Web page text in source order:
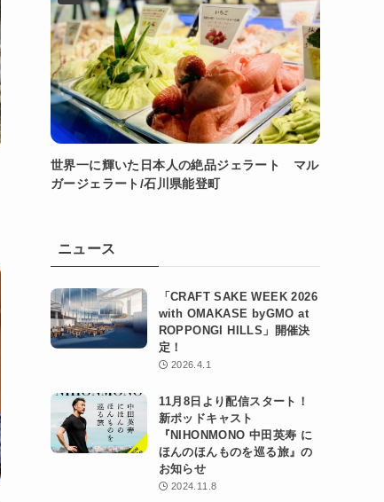
世界一に輝いた日本人の絶品ジェラート マル
ガージェラート/石川県能登町
ニュース
「CRAFT SAKE WEEK 2026
with OMAKASE byGMO at
ROPPONGI HILLS」開催決
定！
2026.4.1
11月8日より配信スタート！
新ポッドキャスト
『NIHONMONO 中田英寿 に
ほんのほんものを巡る旅』の
お知らせ
2024.11.8